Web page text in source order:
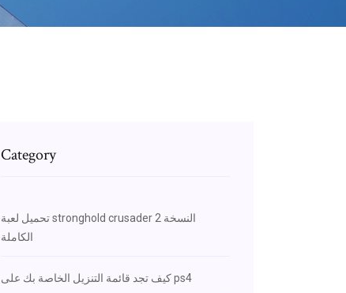
Category
تحميل لعبة stronghold crusader 2 النسخة
الكاملة
كيف تجد قائمة التنزيل الخاصة بك على ps4